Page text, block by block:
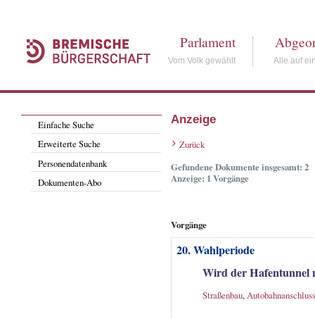
Parlament
Vom Volk gewählt Alle auf
Einfache Suche
Erweiterte Suche
Personendatenbank
Dokumenten-Abo
Anzeige
Zurück
Gefundene Dokumente insgesamt: 2
Anzeige: 1 Vorgänge
Vorgänge
20. Wahlperiode
Wird der Hafentunnel
Straßenbau,